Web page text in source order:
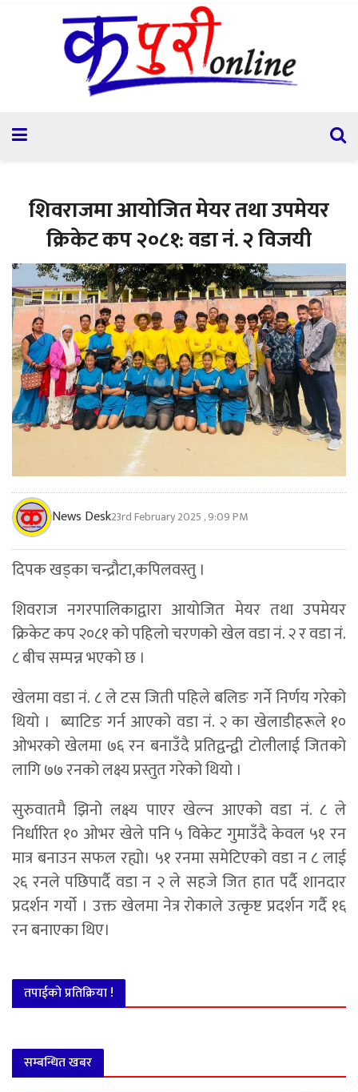
शिवराजमा आयोजित मेयर तथा उपमेयर
क्रिकेट कप २०८१: वडा नं. २ विजयी
News Desk23rd February 2025 , 9:09 PM
दिपक खड्का चन्द्रौटा,कपिलवस्तु ।
शिवराज नगरपालिकाद्वारा आयोजित मेयर तथा उपमेयर
क्रिकेट कप २०८१ को पहिलो चरणको खेल वडा नं. २ र वडा नं.
८ बीच सम्पन्न भएको छ ।
खेलमा वडा नं. ८ ले टस जिती पहिले बलिङ गर्ने निर्णय गरेको
थियो । ब्याटिङ गर्न आएको वडा नं. २ का खेलाडीहरूले १०
ओभरको खेलमा ७६ रन बनाउँदै प्रतिद्वन्द्वी टोलीलाई जितको
लागि ७७ रनको लक्ष्य प्रस्तुत गरेको थियो ।
सुरुवातमै झिनो लक्ष्य पाएर खेल्न आएको वडा नं. ८ ले
निर्धारित १० ओभर खेले पनि ५ विकेट गुमाउँदै केवल ५१ रन
मात्र बनाउन सफल रह्यो। ५१ रनमा समेटिएको वडा न ८ लाई
२६ रनले पछिपार्दै वडा न २ ले सहजे जित हात पर्दै शानदार
प्रदर्शन गर्यो । उक्त खेलमा नेत्र रोकाले उत्कृष्ट प्रदर्शन गर्दै १६
रन बनाएका थिए।
तपाईको प्रतिक्रिया !
सम्बन्धित खबर